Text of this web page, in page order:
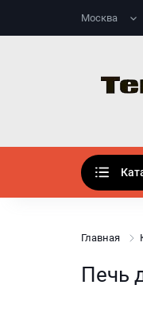
Москва
Главная
Печь